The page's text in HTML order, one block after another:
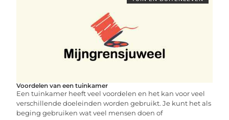
Voordelen van een tuinkamer
Een tuinkamer heeft veel voordelen en het kan voor veel
verschillende doeleinden worden gebruikt. Je kunt het als
beging gebruiken wat veel mensen doen of